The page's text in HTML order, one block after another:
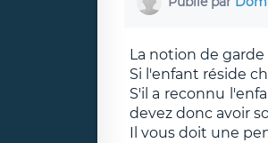
La notion de garde
Si l'enfant réside
S'il a reconnu
devez donc avoir
Il vous doit une